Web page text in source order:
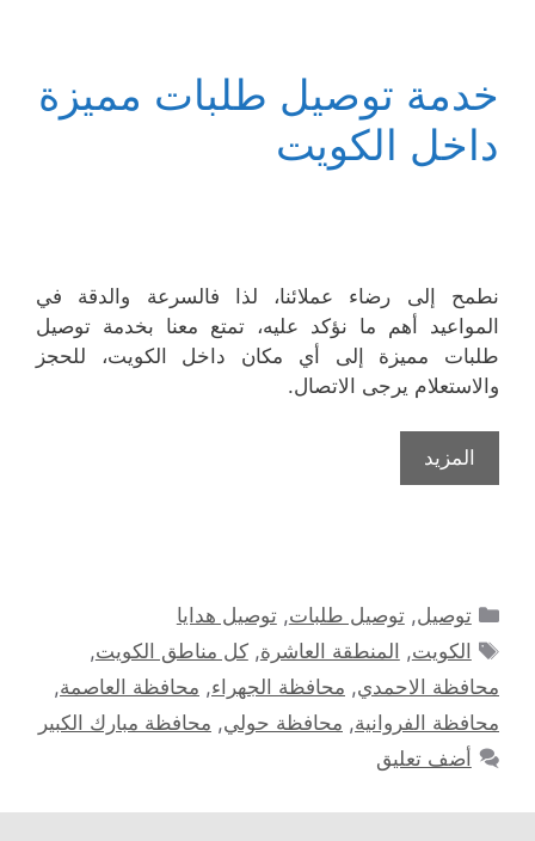
خدمة توصيل طلبات مميزة
داخل الكويت
نطمح إلى رضاء عملائنا، لذا فالسرعة والدقة في
المواعيد أهم ما نؤكد عليه، تمتع معنا بخدمة توصيل
طلبات مميزة إلى أي مكان داخل الكويت، للحجز
والاستعلام يرجى الاتصال.
المزيد
التصنيفات
توصيل,توصيل طلبات,توصيل هدايا
الوسوم
الكويت, المنطقة العاشرة,كل مناطق الكويت,
محافظة الاحمدي, محافظة الجهراء, محافظة العاصمة,
محافظة الفروانية, محافظة حولي, محافظة مبارك الكبير
أضف تعليق